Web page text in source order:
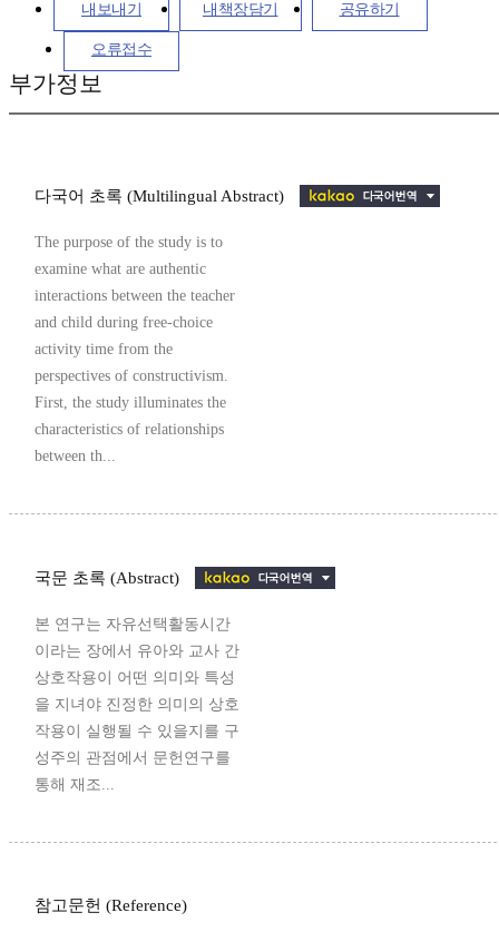
내보내기 내책장담기 공유하기
오류접수
부가정보
다국어 초록 (Multilingual Abstract)
The purpose of the study is to
examine what are authentic
interactions between the teacher
and child during free-choice
activity time from the
perspectives of constructivism.
First, the study illuminates the
characteristics of relationships
between th...
국문 초록 (Abstract)
본 연구는 자유선택활동시간
이라는 장에서 유아와 교사 간
상호작용이 어떤 의미와 특성
을 지녀야 진정한 의미의 상호
작용이 실행될 수 있을지를 구
성주의 관점에서 문헌연구를
통해 재조...
참고문헌 (Reference)